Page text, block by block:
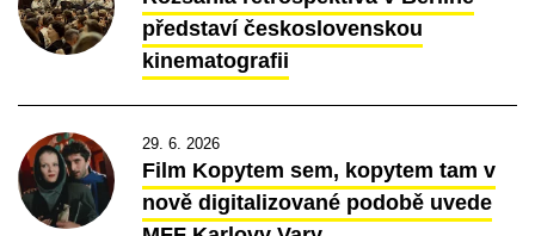
představí československou
kinematografii
29. 6. 2026
Film Kopytem sem, kopytem tam v
nově digitalizované podobě uvede